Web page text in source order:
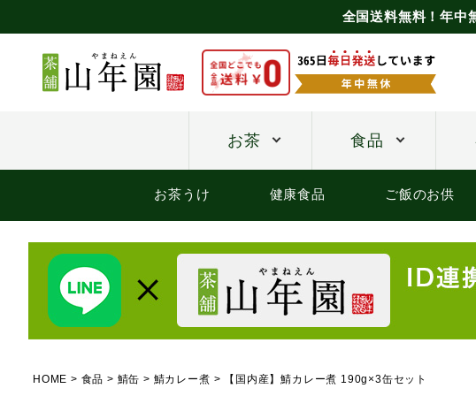
全国送料無料！年中
お茶 食品
お茶うけ 健康食品 ご飯のお供
HOME 食品 鯖缶 鯖カレー煮 【国内産】鯖カレー煮 190g×3缶セット